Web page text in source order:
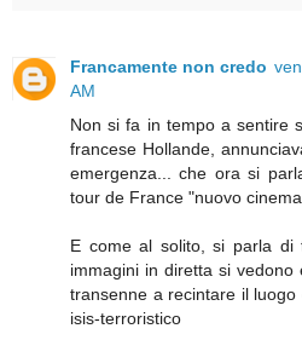
Francamente non credo
AM
Non si fa in tempo a sentire
francese Hollande,
emergenza... che ora si
tour de France "nuovo cinema
E come al solito, si parla
immagini in diretta si
transenne a recintare il
isis-terroristico